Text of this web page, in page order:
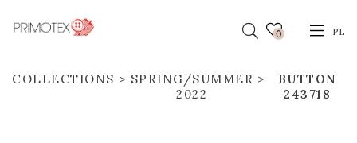
0 PL
COLLECTIONS
SPRING/SUMMER
2022
BUTTON
243718